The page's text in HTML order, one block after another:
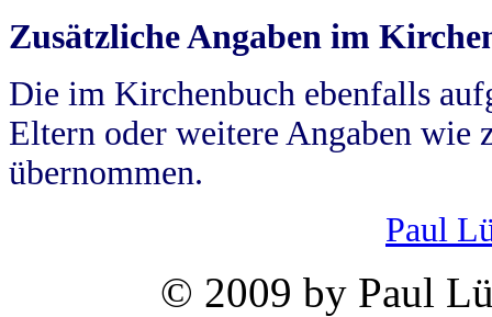
Zusätzliche Angaben im
Die im Kirchenbuch ebenfalls
Eltern oder weitere Angaben wie
übernommen.
Paul
© 2009 by Paul